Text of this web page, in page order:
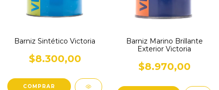
Barniz Sintético Victoria
$8.300,00
COMPRAR
Barniz Marino Brillante
Exterior Victoria
$8.970,00